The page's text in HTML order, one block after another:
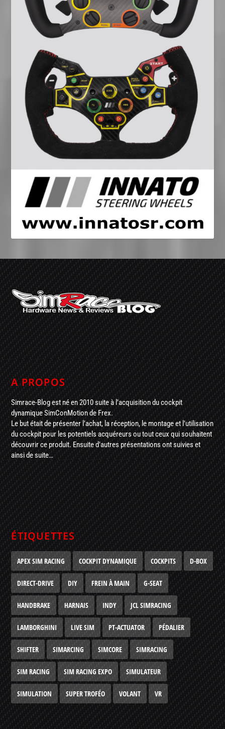
A PROPOS
Simrace-Blog est né en 2010 suite à l’acquisition du cockpit
dynamique SimConMotion de Frex.
Le but était de présenter l’achat, la réception, le montage et l’utilisation
du cockpit pour les potentiels acquéreurs ou tout ceux qui souhaitent
découvrir ce produit. Ensuite d’autres présentations ont suivies et
ainsi de suite…
ÉTIQUETTES
APEX SIM RACING COCKPIT DYNAMIQUE COCKPITS D-BOX
DIRECT-DRIVE DIY FREIN À MAIN G-SEAT
HANDBRAKE HARNAIS INDY JCL SIMRACING
LAMBORGHINI LIVE SIM PT-ACTUATOR PÉDALIER
SHIFTER SIMARCING SIMCORE SIMRACING
SIM RACING SIM RACING EXPO SIMULATEUR
SIMULATION SUPER TROFÉO VOLANT VR